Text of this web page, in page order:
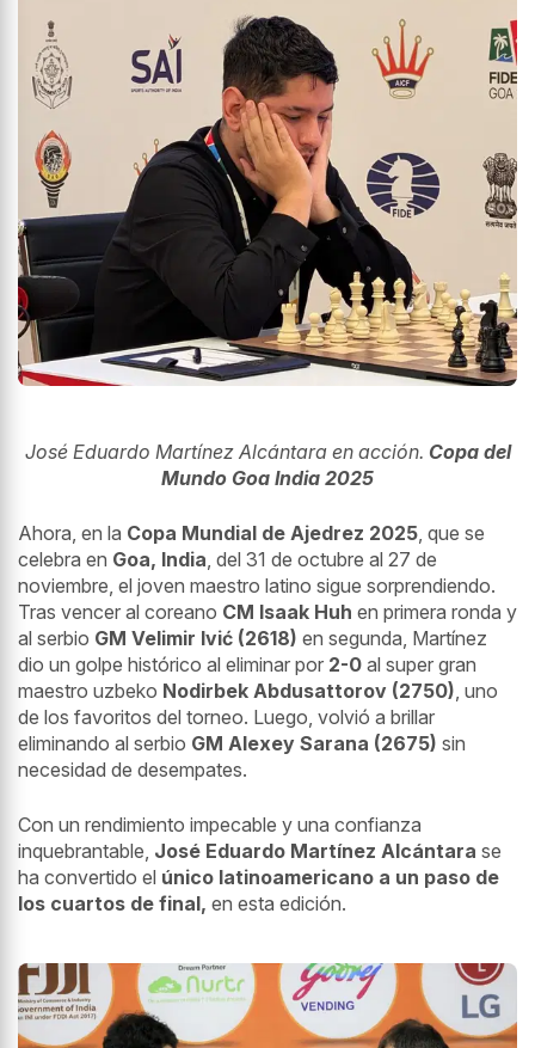
José Eduardo Martínez Alcántara en acción. Copa del
Mundo Goa India 2025
Ahora, en la Copa Mundial de Ajedrez 2025 , que se
celebra en Goa, India , del 31 de octubre al 27 de
noviembre, el joven maestro latino sigue sorprendiendo.
Tras vencer al coreano CM Isaak Huh en primera ronda y
al serbio GM Velimir Ivić (2618) en segunda, Martínez
dio un golpe histórico al eliminar por 2-0 al super gran
maestro uzbeko Nodirbek Abdusattorov (2750) , uno
de los favoritos del torneo. Luego, volvió a brillar
eliminando al serbio GM Alexey Sarana (2675) sin
necesidad de desempates.
Con un rendimiento impecable y una confianza
inquebrantable, José Eduardo Martínez Alcántara se
ha convertido el único latinoamericano a un paso de
los cuartos de final, en esta edición.